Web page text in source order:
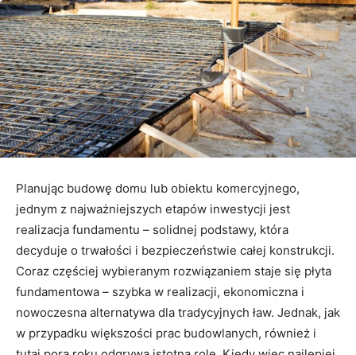
Planując budowę domu lub obiektu komercyjnego,
jednym z najważniejszych etapów inwestycji jest
realizacja fundamentu – solidnej podstawy, która
decyduje o trwałości i bezpieczeństwie całej konstrukcji.
Coraz częściej wybieranym rozwiązaniem staje się płyta
fundamentowa – szybka w realizacji, ekonomiczna i
nowoczesna alternatywa dla tradycyjnych ław. Jednak, jak
w przypadku większości prac budowlanych, również i